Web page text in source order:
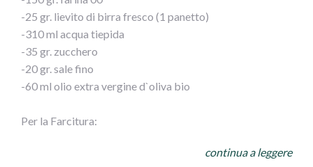
Il lievito deve raddoppiare, ci vogliono di solito 3 ore.
2) Trascorso questotempo, prenderne 80 gr e il resto
metterlo nel suo barattolo di vetro, sciacquato con
l’acqua bollente e asciugato, in frigo.
4) Impastare con la farina fin quando la pasta non è bella
-25 gr. lievito di birra fresco (1 panetto)
-310 ml acqua tiepida
-35 gr. zucchero
-20 gr. sale fino
-60 ml olio extra vergine d`oliva bio
Per la Farcitura:
continua a leggere